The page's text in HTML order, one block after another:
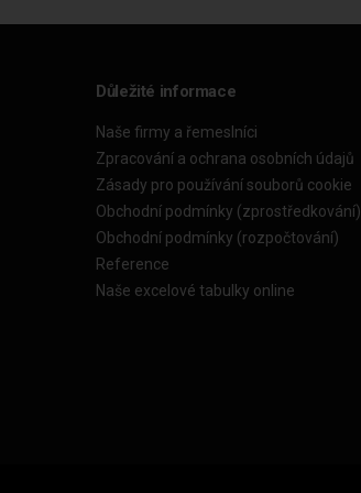
Důležité informace
Naše firmy a řemeslníci
Zpracování a ochrana osobních údajů
Zásady pro používání souborů cookie
Obchodní podmínky (zprostředkování)
Obchodní podmínky (rozpočtování)
Reference
Naše excelové tabulky online